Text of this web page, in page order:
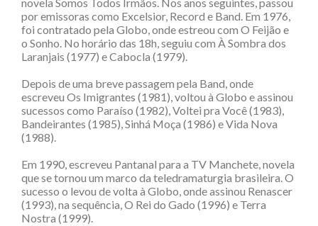
por emissoras como Excelsior, Record e Band. Em 1976,
foi contratado pela Globo, onde estreou com O Feijão e
o Sonho. No horário das 18h, seguiu com À Sombra dos
Laranjais (1977) e Cabocla (1979).
Depois de uma breve passagem pela Band, onde
escreveu Os Imigrantes (1981), voltou à Globo e assinou
sucessos como Paraíso (1982), Voltei pra Você (1983),
Bandeirantes (1985), Sinhá Moça (1986) e Vida Nova
(1988).
Em 1990, escreveu Pantanal para a TV Manchete, novela
que se tornou um marco da teledramaturgia brasileira. O
sucesso o levou de volta à Globo, onde assinou Renascer
(1993), na sequência, O Rei do Gado (1996) e Terra
Nostra (1999).